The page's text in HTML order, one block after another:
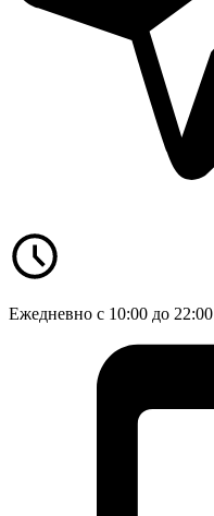
Ежедневно с 10:00 до 22:00